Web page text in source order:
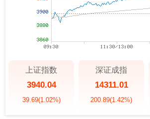
上证指数
3940.04
39.69(1.02%)
深证成指
14311.01
200.89(1.42%)